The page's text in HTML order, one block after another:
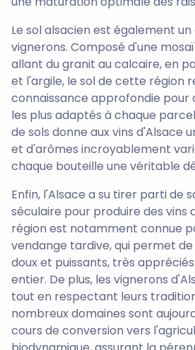
Le sol alsacien est également
vignerons. Composé d'une
allant du granit au calcaire, en
et l'argile, le sol de cette région
connaissance approfondie pour
les plus adaptés à chaque
de sols donne aux vins d'Alsace
et d'arômes incroyablement
chaque bouteille une véritable
Enfin, l'Alsace a su tirer parti de
séculaire pour produire des vins
région est notamment connue
vendange tardive, qui permet
doux et puissants, très
entier. De plus, les vignerons
tout en respectant leurs
nombreux domaines sont
cours de conversion vers